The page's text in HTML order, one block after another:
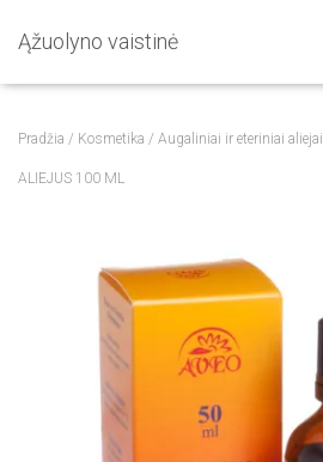
Ąžuolyno vaistinė
Pradžia / Kosmetika / Augaliniai ir eteriniai aliejai
ALIEJUS 100 ML